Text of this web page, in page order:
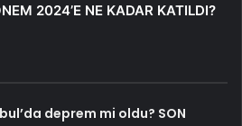
2024’E NE KADAR KATILDI?
deprem mi oldu? SON